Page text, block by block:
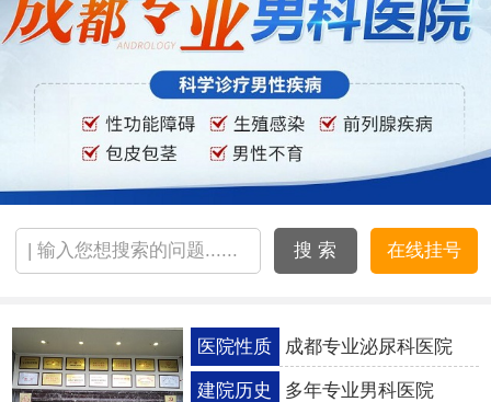
搜 索 在线挂号
医院性质 成都专业泌尿科医院
建院历史 多年专业男科医院